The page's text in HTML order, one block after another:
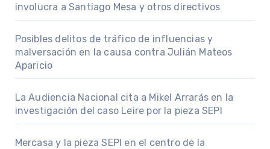
involucra a Santiago Mesa y otros directivos
Posibles delitos de tráfico de influencias y
malversación en la causa contra Julián Mateos
Aparicio
La Audiencia Nacional cita a Mikel Arrarás en la
investigación del caso Leire por la pieza SEPI
Mercasa y la pieza SEPI en el centro de la